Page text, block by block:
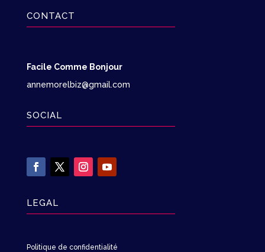
CONTACT
Facile Comme Bonjour
annemorelbiz@gmail.com
SOCIAL
LEGAL
Politique de confidentialité